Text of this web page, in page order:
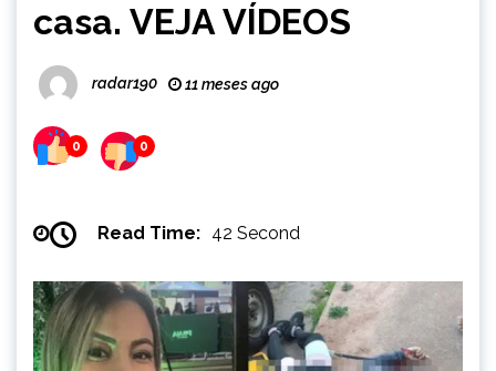
casa. VEJA VÍDEOS
radar190 11 meses ago
0 0
Read Time: 42 Second